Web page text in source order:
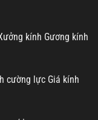
kính Gương kính
cường lực Giá kính